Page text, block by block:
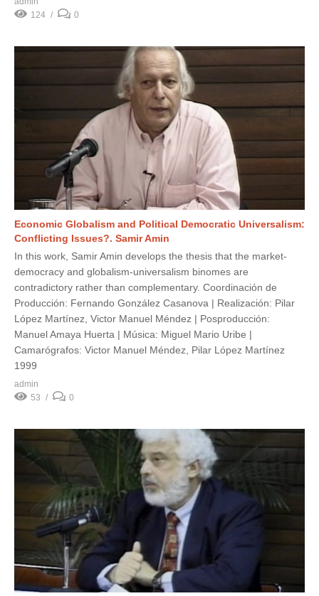
124
0
Economic Globalism and Political Democratic Universalism:
Conflicting Issues?. Samir Amin
In this work, Samir Amin develops the thesis that the market-
democracy and globalism-universalism binomes are
contradictory rather than complementary. Coordinación de
Producción: Fernando González Casanova | Realización: Pilar
López Martínez, Victor Manuel Méndez | Posproducción:
Manuel Amaya Huerta | Música: Miguel Mario Uribe |
Camarógrafos: Victor Manuel Méndez, Pilar López Martínez
1999
admin
53
0